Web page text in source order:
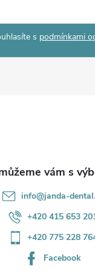
s podmínkami
info@janda-
+420 415 653
+420 775 228
Facebook